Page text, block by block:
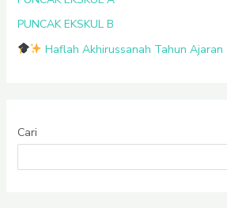
PUNCAK EKSKUL B
Haflah Akhirussanah Tahun Ajaran
Cari